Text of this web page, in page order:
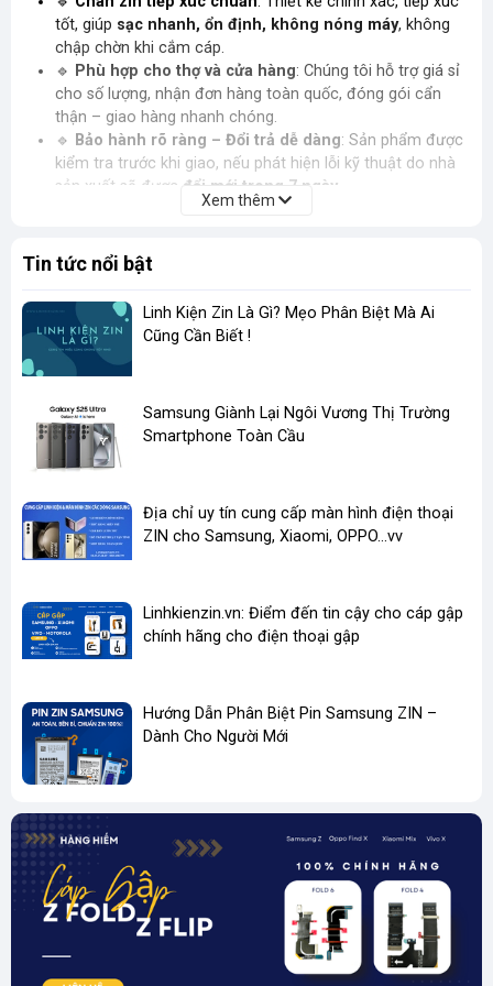
tốt, giúp sạc nhanh, ổn định, không nóng máy, không
chập chờn khi cắm cáp.
🔹 Phù hợp cho thợ và cửa hàng: Chúng tôi hỗ trợ giá sỉ
cho số lượng, nhận đơn hàng toàn quốc, đóng gói cẩn
thận – giao hàng nhanh chóng.
🔹 Bảo hành rõ ràng – Đổi trả dễ dàng: Sản phẩm được
kiểm tra trước khi giao, nếu phát hiện lỗi kỹ thuật do nhà
sản xuất sẽ được đổi mới trong 7 ngày
⚠️ Báo sạc chậm dù đã dùng đúng cáp và củ sạc
⚠️ Không nhận sạc nhanh, báo độ ẩm
⚠️Cổng sạc bị lỏng, bị gỉ hoặc gãy chân tiếp xúc
⚠️Máy không kết nối được với máy tính hoặc thiết bị
ngoại vi qua cổng sạc
Nếu điện thoại bạn gặp các dấu hiệu trên, rất có thể
đã hỏngvà cần được thay thế bằng linh kiện
📦Các loại chân sạc Samsung phổ biến hiện có:
Tên sản phẩm Loại cổng
thích
Chân sạc Samsung
Chân sạc Samsung
Type-C
Type-C
Galaxy A50, A71,
Flip
các thế hệ
Liên hệ hotline / Zalo
hoặc đặt hàng trực tiếp trên website
linhkienzin.vnđể được tư vấn và báo giá tốt nhất.
Mua Chân Sạc Samsung Chính Hãng Ở Đâu Uy Tín?
Xem thêm
Tin tức nổi bật
Linh Kiện Zin Là Gì? Mẹo Phân Biệt Mà Ai
Cũng Cần Biết !
​Samsung Giành Lại Ngôi Vương Thị Trường
Smartphone Toàn Cầu
Địa chỉ uy tín cung cấp màn hình điện thoại
ZIN cho Samsung, Xiaomi, OPPO...vv
Linhkienzin.vn: Điểm đến tin cậy cho cáp gập
chính hãng cho điện thoại gập
Hướng Dẫn Phân Biệt Pin Samsung ZIN –
Dành Cho Người Mới